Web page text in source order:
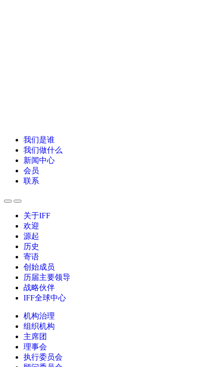
我们是谁
我们做什么
新闻中心
会员
联系
关于IFF
欢迎
源起
历史
寄语
创始成员
历届主要领导
战略伙伴
IFF全球中心
机构治理
组织机构
主席团
理事会
执行委员会